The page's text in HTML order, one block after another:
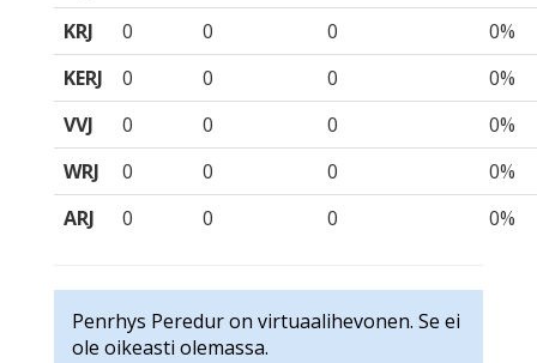
KRJ
0 0 0
0%
KERJ
0 0 0
0%
VVJ
0 0 0
0%
WRJ
0 0 0
0%
ARJ
0 0 0 0%
Penrhys Peredur on virtuaalihevonen. Se ei
ole oikeasti olemassa.